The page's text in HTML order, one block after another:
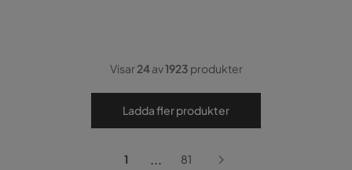
Visar24av1923 produkter
Ladda fler produkter
1 ... 81